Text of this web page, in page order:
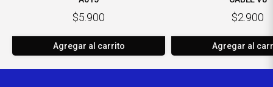
$5.900
Agregar al carrito
$2.900
Agregar al